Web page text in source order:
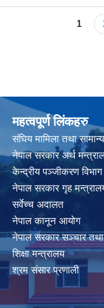
1
महत्वपूर्ण लिंकहरु
संघिय मामिला तथा
नेपाल सरकार अर्थ
केन्द्रीय पञ्जीकरण विभाग
नेपाल सरकार गृह
सर्वेच्च अदालत
नेपाल कानून आयोग
नेपाल सरकार सञ्चार
शिक्षा मन्त्रालय
श्रम संसार प्रणाली